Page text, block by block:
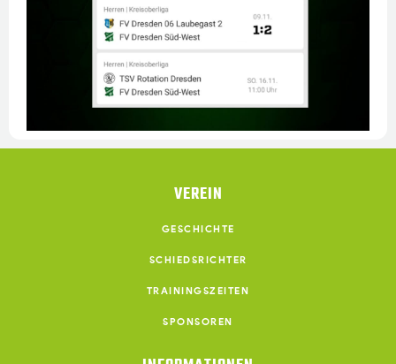
VEREIN
GESCHICHTE
SCHIEDSRICHTER
TRAININGSZEITEN
SPONSOREN